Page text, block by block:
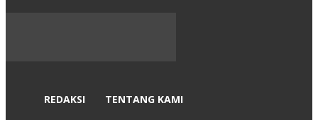
REDAKSI TENTANG KAMI